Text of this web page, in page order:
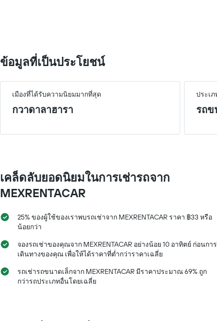
ข้อมูลที่เป็นประโยชน์
เมืองที่ได้รับความนิยมมากที่สุด ประเ
กวาดาลาฮารา รถข
เคล็ดลับยอดนิยมในการเช่ารถจาก
MEXRENTACAR
25% ของผู้ใช้ของเราพบรถเช่าจาก MEXRENTACAR ราคา ฿33 หรือ
น้อยกว่า
จองรถเช่าของคุณจาก MEXRENTACAR อย่างน้อย 10 อาทิตย์ ก่อนการ
เดินทางของคุณ เพื่อให้ได้ราคาที่ต่ำกว่าราคาเฉลี่ย
รถเช่ารถขนาดเล็กจาก MEXRENTACAR มีราคาประมาณ 69% ถูก
กว่ารถประเภทอื่นโดยเฉลี่ย